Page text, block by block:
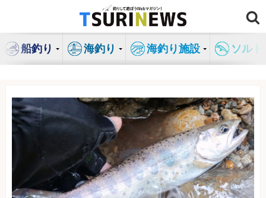
ン
船釣り 海釣り 海釣り施設 ソル